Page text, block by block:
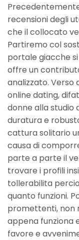
recensioni degli
che il collocato
Partiremo col
portale giacche
offre un
analizzato.
online dating,
donne alla studio
duratura e
cattura solitario
causa di
parte a parte il
trovare i profili
tollerabilita
quanto funzioni.
promettenti, non
appena funziona
favore e